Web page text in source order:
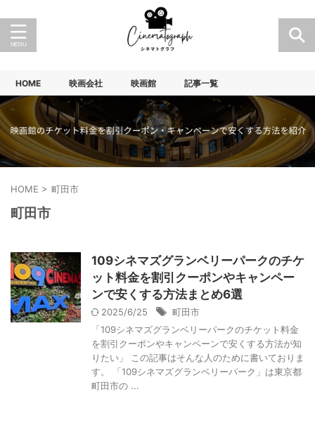
HOME 映画会社 映画館 記事一覧
HOME > 町田市
町田市
109シネマズグランベリーパークのチケ
ット料金を割引クーポンやキャンペー
ンで安くする方法まとめ6選
2025/6/25
町田市
「109シネマズグランベリーパークのチケット料金
を割引クーポンやキャンペーンで安くする方法が知
りたい」 この記事はそんな人のために書いておりま
す。 「109シネマズグランベリーパーク」は東京都
町田市の ...